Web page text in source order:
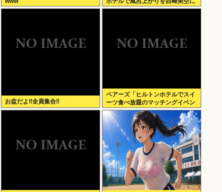
撮られ拡散されるｗｗｗ
お盆だよ‼全員集合‼
ペアーズ「ヒルトンホテルでスイ
ーツ食べ放題のマッチングイベン
トやるぞ。女2500円男7000円
な」→女だけ埋まるwww